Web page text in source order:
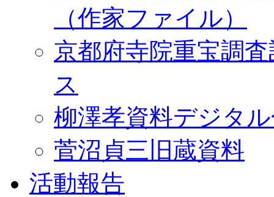
（作家ファイル）
京都府寺院重宝調
ス
柳澤孝資料デジタ
菅沼貞三旧蔵資料
活動報告